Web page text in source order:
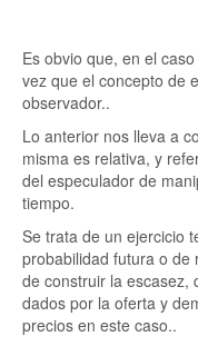
Es obvio que, en el
vez que el concepto de
observador..
Lo anterior nos lleva a
misma es relativa, y
del especulador de
tiempo.
Se trata de un ejercicio
probabilidad futura o de
de construir la escasez,
dados por la oferta y
precios en este caso..